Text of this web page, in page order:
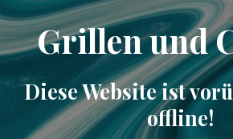
Grillen und
Diese Website ist
offline!